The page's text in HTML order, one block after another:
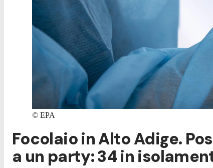
© EPA
Focolaio in Alto Adige.
a un party: 34 in